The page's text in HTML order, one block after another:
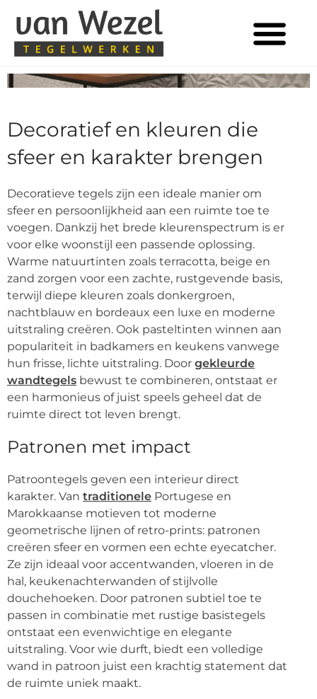
Decoratief en kleuren die
sfeer en karakter brengen
Decoratieve tegels zijn een ideale manier om
sfeer en persoonlijkheid aan een ruimte toe te
voegen. Dankzij het brede kleurenspectrum is er
voor elke woonstijl een passende oplossing.
Warme natuurtinten zoals terracotta, beige en
zand zorgen voor een zachte, rustgevende basis,
terwijl diepe kleuren zoals donkergroen,
nachtblauw en bordeaux een luxe en moderne
uitstraling creëren. Ook pasteltinten winnen aan
populariteit in badkamers en keukens vanwege
hun frisse, lichte uitstraling. Door gekleurde
wandtegels bewust te combineren, ontstaat er
een harmonieus of juist speels geheel dat de
ruimte direct tot leven brengt.
Patronen met impact
Patroontegels geven een interieur direct
karakter. Van traditionele Portugese en
Marokkaanse motieven tot moderne
geometrische lijnen of retro-prints: patronen
creëren sfeer en vormen een echte eyecatcher.
Ze zijn ideaal voor accentwanden, vloeren in de
hal, keukenachterwanden of stijlvolle
douchehoeken. Door patronen subtiel toe te
passen in combinatie met rustige basistegels
ontstaat een evenwichtige en elegante
uitstraling. Voor wie durft, biedt een volledige
wand in patroon juist een krachtig statement dat
de ruimte uniek maakt.